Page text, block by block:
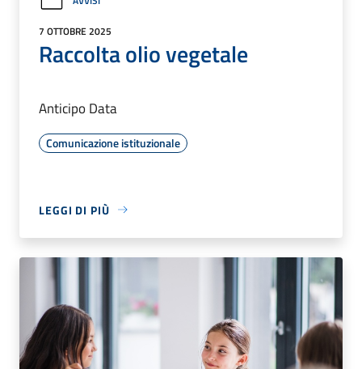
7 OTTOBRE 2025
Raccolta olio vegetale
Anticipo Data
Comunicazione istituzionale
LEGGI DI PIÙ